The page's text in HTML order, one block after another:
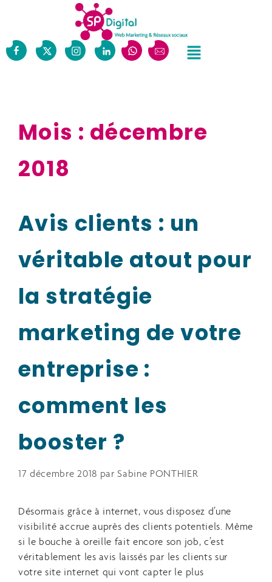
Mois : décembre
2018
Avis clients : un
véritable atout pour
la stratégie
marketing de votre
entreprise :
comment les
booster ?
17 décembre 2018 parSabine PONTHIER
Désormais grâce à internet, vous disposez d’une
visibilité accrue auprès des clients potentiels. Même
si le bouche à oreille fait encore son job, c’est
véritablement les avis laissés par les clients sur
votre site internet qui vont capter le plus